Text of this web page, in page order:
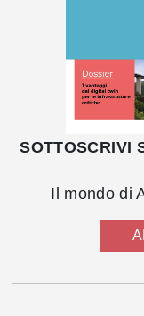
SOTTOSCRIVI
Il mondo di